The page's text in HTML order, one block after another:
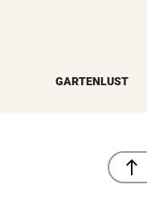
GARTENLUST
north